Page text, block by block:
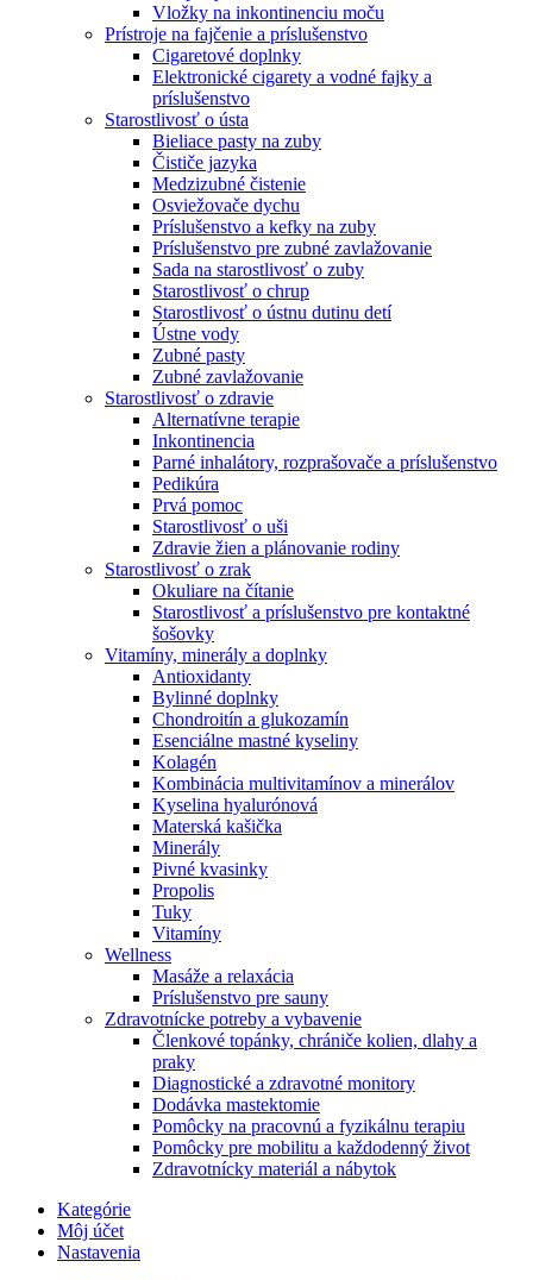
Vložky na inkontinenciu moču
Prístroje na fajčenie a príslušenstvo
Cigaretové doplnky
Elektronické cigarety a vodné fajky a
príslušenstvo
Starostlivosť o ústa
Bieliace pasty na zuby
Čističe jazyka
Medzizubné čistenie
Osviežovače dychu
Príslušenstvo a kefky na zuby
Príslušenstvo pre zubné zavlažovanie
Sada na starostlivosť o zuby
Starostlivosť o chrup
Starostlivosť o ústnu dutinu detí
Ústne vody
Zubné pasty
Zubné zavlažovanie
Starostlivosť o zdravie
Alternatívne terapie
Inkontinencia
Parné inhalátory, rozprašovače a príslušenstvo
Pedikúra
Prvá pomoc
Starostlivosť o uši
Zdravie žien a plánovanie rodiny
Starostlivosť o zrak
Okuliare na čítanie
Starostlivosť a príslušenstvo pre kontaktné
šošovky
Vitamíny, minerály a doplnky
Antioxidanty
Bylinné doplnky
Chondroitín a glukozamín
Esenciálne mastné kyseliny
Kolagén
Kombinácia multivitamínov a minerálov
Kyselina hyalurónová
Materská kašička
Minerály
Pivné kvasinky
Propolis
Tuky
Vitamíny
Wellness
Masáže a relaxácia
Príslušenstvo pre sauny
Zdravotnícke potreby a vybavenie
Členkové topánky, chrániče kolien, dlahy a
praky
Diagnostické a zdravotné monitory
Dodávka mastektomie
Pomôcky na pracovnú a fyzikálnu terapiu
Pomôcky pre mobilitu a každodenný život
Zdravotnícky materiál a nábytok
Kategórie
Môj účet
Nastavenia